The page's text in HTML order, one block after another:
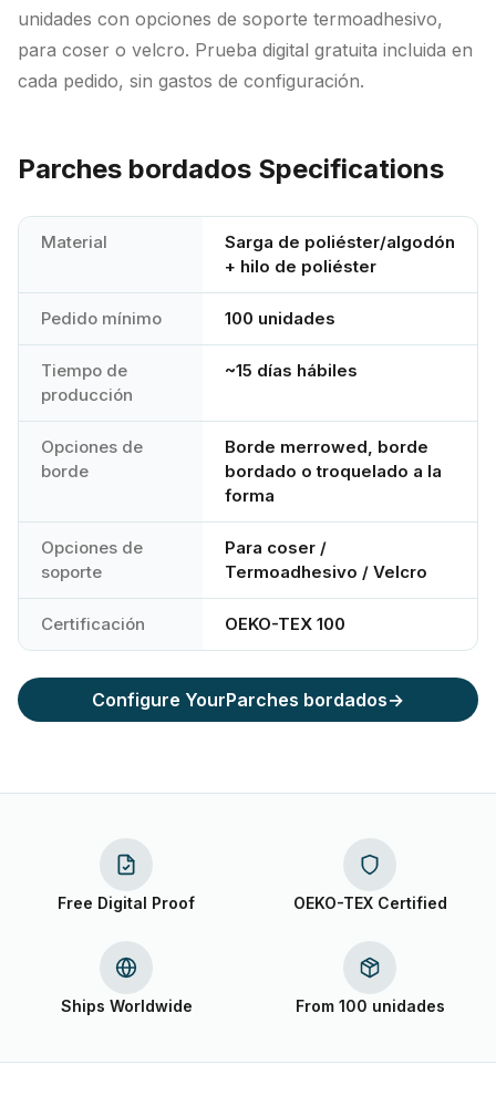
unidades con opciones de soporte termoadhesivo,
para coser o velcro. Prueba digital gratuita incluida en
cada pedido, sin gastos de configuración.
Parches bordados Specifications
Material
Sarga de poliéster/algodón
+ hilo de poliéster
Pedido mínimo 100 unidades
Tiempo de
producción
~15 días hábiles
Opciones de
borde
Borde merrowed, borde
bordado o troquelado a la
forma
Opciones de
soporte
Para coser /
Termoadhesivo / Velcro
Certificación OEKO-TEX 100
Configure YourParches bordados→
Free Digital Proof OEKO-TEX Certified
Ships Worldwide From 100 unidades